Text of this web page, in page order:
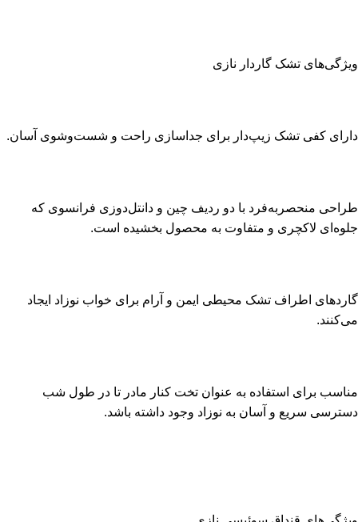
ویژگی‌های تشک گاردار نازی
دارای کفی تشک زیپ‌دار برای جداسازی راحت و شست‌وشوی آسان.
طراحی منحصر‌به‌فرد با دو ردیف چین و دانتل‌دوزی فرانسوی که
جلوه‌ای لاکچری و متفاوت به محصول بخشیده است.
گاردهای اطراف تشک محیطی ایمن و آرام برای خواب نوزاد ایجاد
می‌کنند.
مناسب برای استفاده به عنوان تخت کنار مادر تا در طول شب
دسترسی سریع و آسان به نوزاد وجود داشته باشد.